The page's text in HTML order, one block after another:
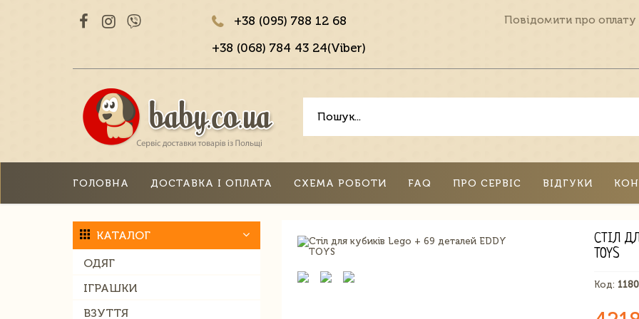
+38 (095) 788 12 68
+38 (068) 784 43 24(Viber)
Повідомити про оплату
ГОЛОВНА ДОСТАВКА І ОПЛАТА СХЕМА РОБОТИ FAQ ПРО СЕРВІС ВІДГУКИ
КАТАЛОГ
ОДЯГ
ІГРАШКИ
ВЗУТТЯ
СТІЛ
TOYS
Код: